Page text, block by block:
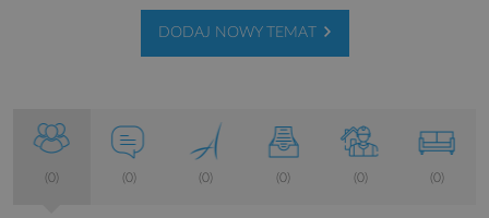
DODAJ NOWY TEMAT
(0) (0) (0) (0) (0) (0)